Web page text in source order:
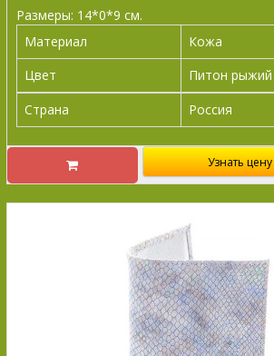
Размеры: 14*0*9 см.
Материал
Кожа
Цвет
Питон рыжий
Страна
Россия
Узнать цену